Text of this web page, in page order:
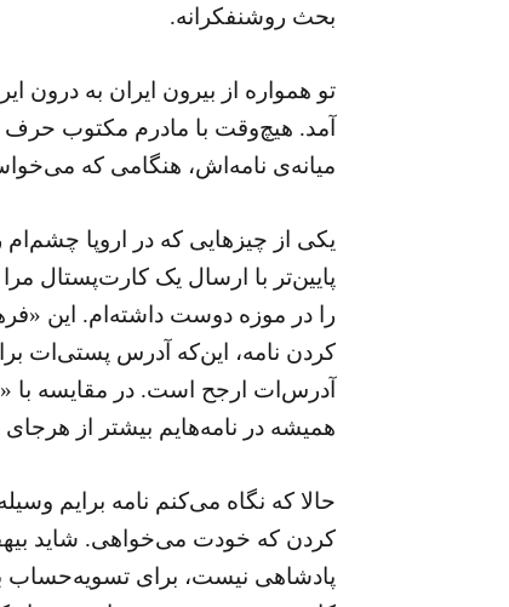
بحث روشنفکرانه.
تو همواره از بیرون ایران به درون
آمد. هیچ‌وقت با مادرم مکتوب حرف
میانه‌ی نامه‌اش، هنگامی که
یکی از چیزهایی که در اروپا
پایین‌تر با ارسال یک کارت‌پستال
را در موزه دوست داشته‌ام. این
کردن نامه، این‌که آدرس پستی‌ات
آدرس‌ات ارجح است. در مقایسه
همیشه در نامه‌هایم بیشتر از
حالا که نگاه می‌کنم نامه برایم
کردن که خودت می‌خواهی. شاید
پادشاهی نیست، برای تسویه‌حساب